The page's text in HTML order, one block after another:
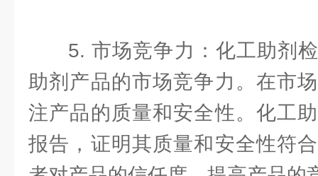
5. 市场竞争力：化工助剂
助剂产品的市场竞争力。在市
注产品的质量和安全性。化工
报告，证明其质量和安全性符